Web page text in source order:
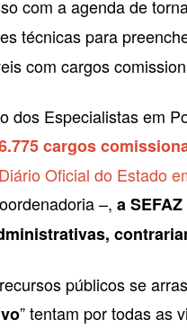
com a agenda de
técnicas para
com cargos
dos Especialistas em
cargos
Oficial do Estado
–, a
públicos se
” tentam por todas as